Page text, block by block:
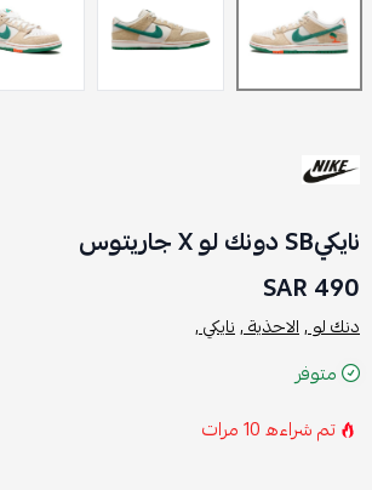
نايكيSB دونك لو X جاريتوس
490 SAR
دنك لو ,الاحذية ,نايكي ,
متوفر
تم شراءه10مرات